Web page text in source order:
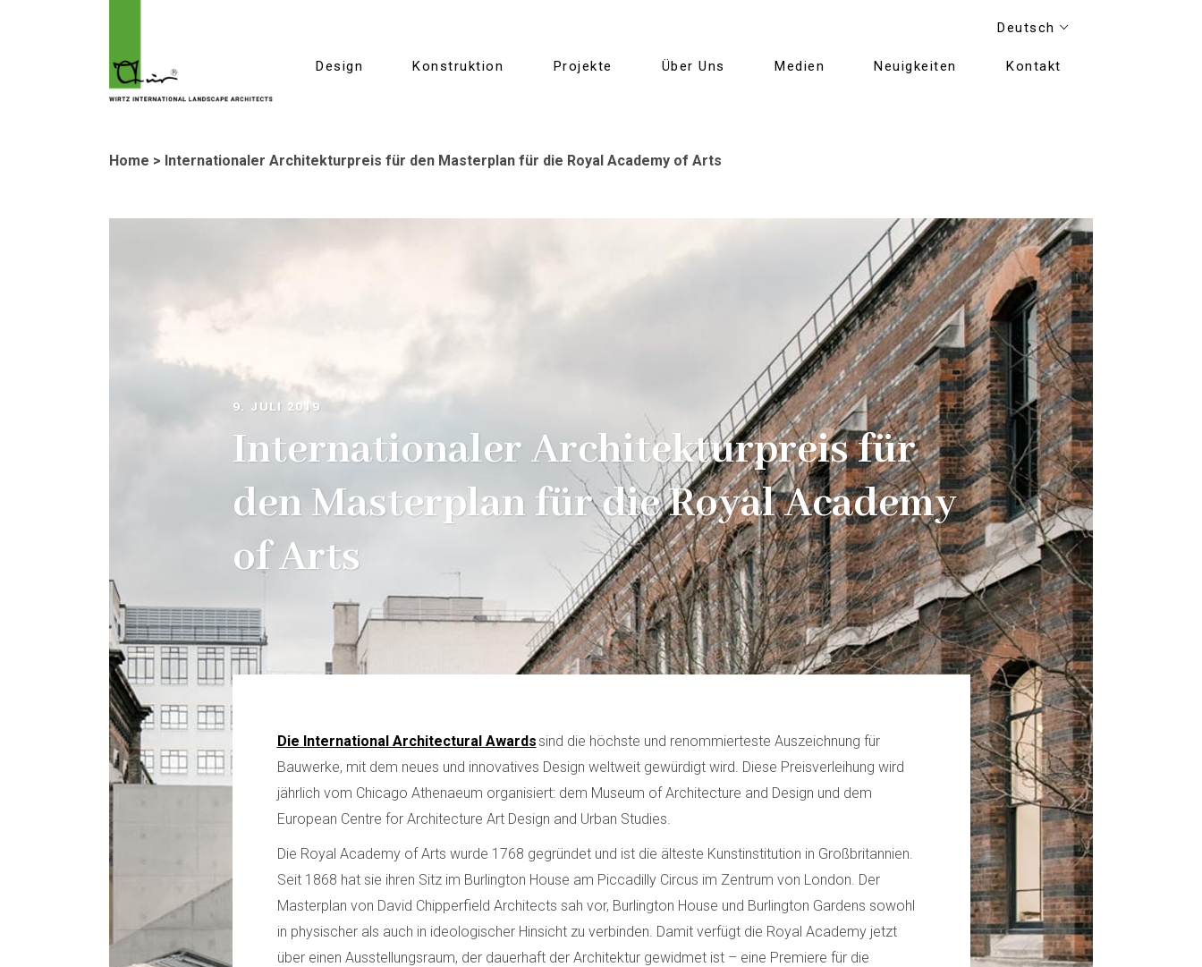
Deutsch
Design Konstruktion Projekte Über Uns Medien Neuigkeiten Kontakt
Home > Internationaler Architekturpreis für den Masterplan für die Royal Academy of Arts
9. JULI 2019
Internationaler Architekturpreis für
den Masterplan für die Royal Academy
of Arts
Die International Architectural Awards sind die höchste und renommierteste Auszeichnung für
Bauwerke, mit dem neues und innovatives Design weltweit gewürdigt wird. Diese Preisverleihung wird
jährlich vom Chicago Athenaeum organisiert: dem Museum of Architecture and Design und dem
European Centre for Architecture Art Design and Urban Studies.
Die Royal Academy of Arts wurde 1768 gegründet und ist die älteste Kunstinstitution in Großbritannien.
Seit 1868 hat sie ihren Sitz im Burlington House am Piccadilly Circus im Zentrum von London. Der
Masterplan von David Chipperfield Architects sah vor, Burlington House und Burlington Gardens sowohl
in physischer als auch in ideologischer Hinsicht zu verbinden. Damit verfügt die Royal Academy jetzt
über einen Ausstellungsraum, der dauerhaft der Architektur gewidmet ist – eine Premiere für die